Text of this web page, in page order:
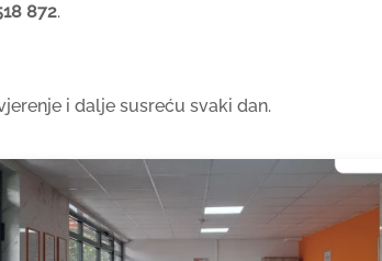
872.
i dalje susreću svaki dan.